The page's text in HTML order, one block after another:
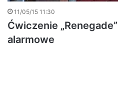
11/05/15 11:30
Ćwiczenie
alarmowe